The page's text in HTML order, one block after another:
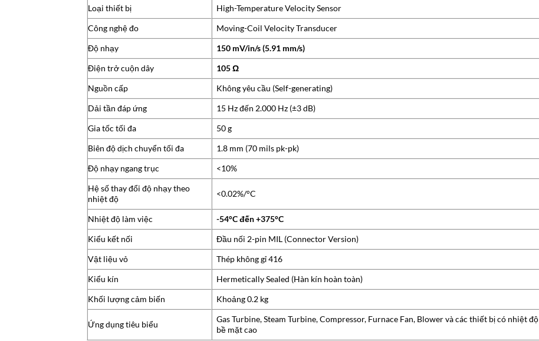
Loại thiết bị
High-Temperature Velocity Sensor
Công nghệ đo
Moving-Coil Velocity Transducer
Độ nhạy
150 mV/in/s (5.91 mm/s)
Điện trở cuộn dây
105 Ω
Nguồn cấp
Không yêu cầu (Self-generating)
Dải tần đáp ứng
15 Hz đến 2.000 Hz (±3 dB)
Gia tốc tối đa
50 g
Biên độ dịch chuyển tối đa
1.8 mm (70 mils pk-pk)
Độ nhạy ngang trục
<10%
Hệ số thay đổi độ nhạy theo
nhiệt độ
<0.02%/°C
Nhiệt độ làm việc
-54°C đến +375°C
Kiểu kết nối
Đầu nối 2-pin MIL (Connector Version)
Vật liệu vỏ
Thép không gỉ 416
Kiểu kín
Hermetically Sealed (Hàn kín hoàn toàn)
Khối lượng cảm biến
Khoảng 0.2 kg
Ứng dụng tiêu biểu
Gas Turbine, Steam Turbine, Compressor, Furnace Fan, Blower và các thiết bị có nhiệt độ
bề mặt cao